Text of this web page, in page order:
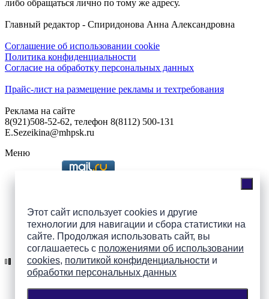
Этот сайт использует cookies и другие
технологии для навигации и сбора статистики на
сайте. Продолжая использовать сайт, вы
соглашаетесь с положениями об использовании
cookies, политикой конфиденциальности и
обработки персональных данных
либо обращаться лично по тому же адресу.
Главный редактор - Спиридонова Анна Александровна
Соглашение об использовании cookie
Политика конфиденциальности
Согласие на обработку персональных данных
Прайс-лист на размещение рекламы и техтребования
Реклама на сайте
8(921)508-52-62, телефон 8(8112) 500-131
E.Sezeikina@mhpsk.ru
Меню
Подпишись на группы
ПАИ в соцсетях!